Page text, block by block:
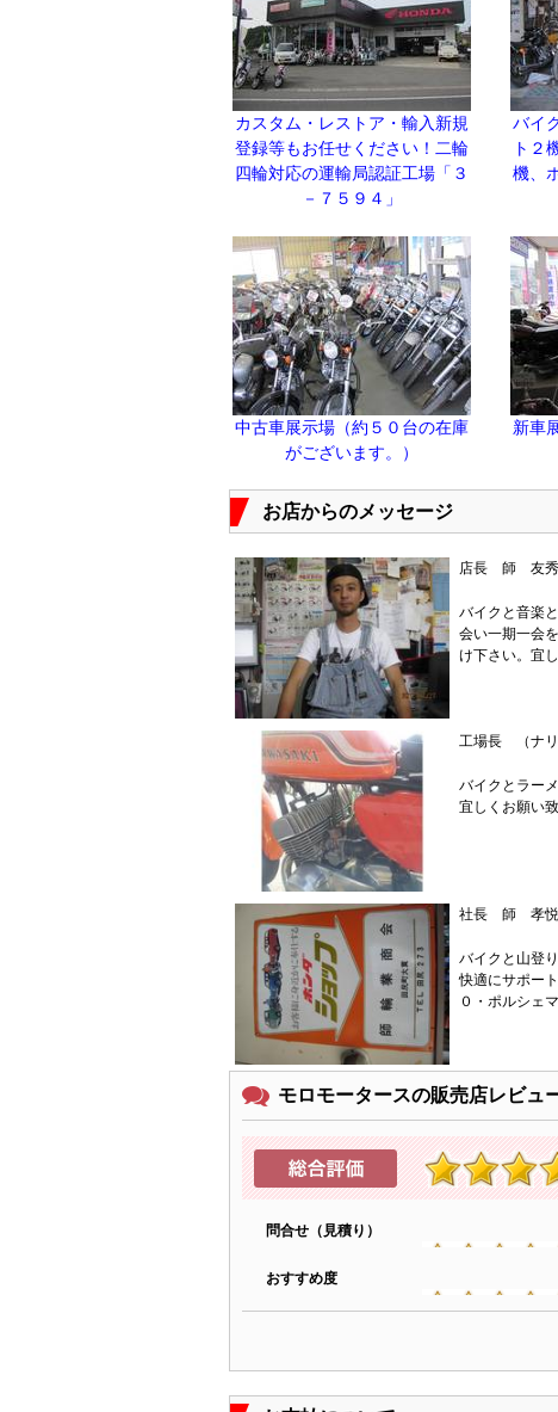
カスタム・レストア・輸入新規
登録等もお任せください！二輪
四輪対応の運輸局認証工場「３
－７５９４」
バイ
ト２
機、
中古車展示場（約５０台の在庫
がございます。）
新車
お店からのメッセージ
店長 師 友秀
バイクと音楽
会い一期一会
け下さい。宜
工場長 （ナリ
バイクとラー
宜しくお願い
社長 師 孝悦
バイクと山登
快適にサポー
０・ポルシェマ
モロモータースの販売店レビュ
問合せ（見積り）
おすすめ度